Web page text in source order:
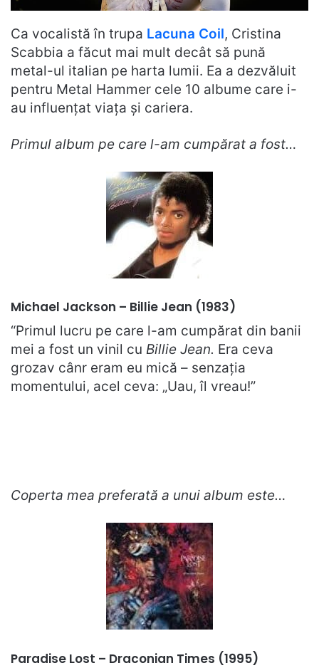
Ca vocalistă în trupa Lacuna Coil, Cristina
Scabbia a făcut mai mult decât să pună
metal-ul italian pe harta lumii. Ea a dezvăluit
pentru Metal Hammer cele 10 albume care i-
au influențat viața și cariera.
Primul album pe care l-am cumpărat a fost…
Michael Jackson – Billie Jean (1983)
“Primul lucru pe care l-am cumpărat din banii
mei a fost un vinil cu Billie Jean. Era ceva
grozav cânr eram eu mică – senzația
momentului, acel ceva: „Uau, îl vreau!”
Coperta mea preferată a unui album este…
Paradise Lost – Draconian Times (1995)